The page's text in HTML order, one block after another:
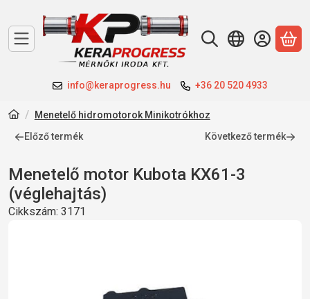
info@keraprogress.hu +36 20 520 4933
A
Menetelő hidromotorok Minikotrókhoz
Előző termék
Következő termék
Menetelő motor Kubota KX61-3
(véglehajtás)
Cikkszám: 3171